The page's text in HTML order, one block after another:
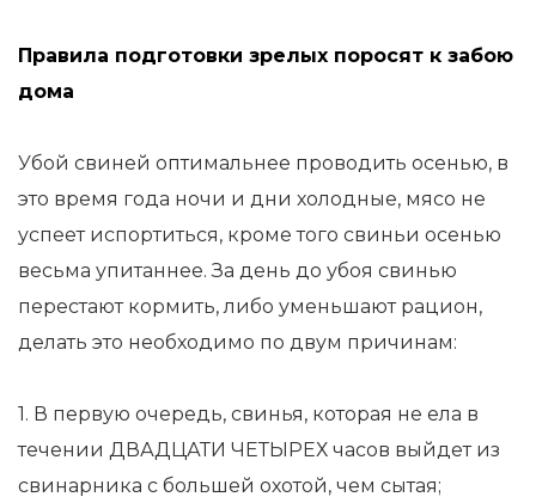
Правила подготовки зрелых поросят к забою
дома
Убой свиней оптимальнее проводить осенью, в
это время года ночи и дни холодные, мясо не
успеет испортиться, кроме того свиньи осенью
весьма упитаннее. За день до убоя свинью
перестают кормить, либо уменьшают рацион,
делать это необходимо по двум причинам:
1. В первую очередь, свинья, которая не ела в
течении ДВАДЦАТИ ЧЕТЫРЕХ часов выйдет из
свинарника с большей охотой, чем сытая;